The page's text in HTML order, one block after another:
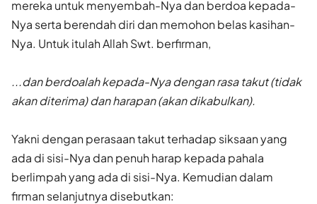
mereka untuk menyembah-Nya dan berdoa kepada-
Nya serta berendah diri dan memohon belas kasihan-
Nya. Untuk itulah Allah Swt. berfirman,
...dan berdoalah kepada-Nya dengan rasa takut (tidak
akan diterima) dan harapan (akan dikabulkan).
Yakni dengan perasaan takut terhadap siksaan yang
ada di sisi-Nya dan penuh harap kepada pahala
berlimpah yang ada di sisi-Nya. Kemudian dalam
firman selanjutnya disebutkan: